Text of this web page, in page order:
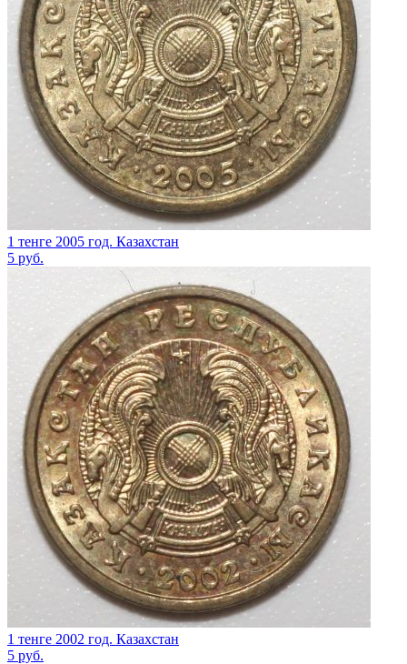
1 тенге 2005 год. Казахстан
5 руб.
1 тенге 2002 год. Казахстан
5 руб.